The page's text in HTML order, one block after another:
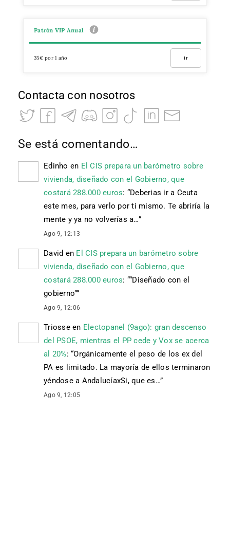
Patrón VIP Anual
35€ por 1 año Ir
Contacta con nosotros
Se está comentando…
Edinho en El CIS prepara un barómetro sobre
vivienda, diseñado con el Gobierno, que
costará 288.000 euros: “Deberias ir a Ceuta
este mes, para verlo por ti mismo. Te abriría la
mente y ya no volverías a…”
Ago 9, 12:13
David en El CIS prepara un barómetro sobre
vivienda, diseñado con el Gobierno, que
costará 288.000 euros: ““Diseñado con el
gobierno””
Ago 9, 12:06
Triosseen Electopanel (9ago): gran descenso
del PSOE, mientras el PP cede y Vox se acerca
al 20%: “Orgánicamente el peso de los ex del
PA es limitado. La mayoría de ellos terminaron
yéndose a AndalucíaxSi, que es…”
Ago 9, 12:05